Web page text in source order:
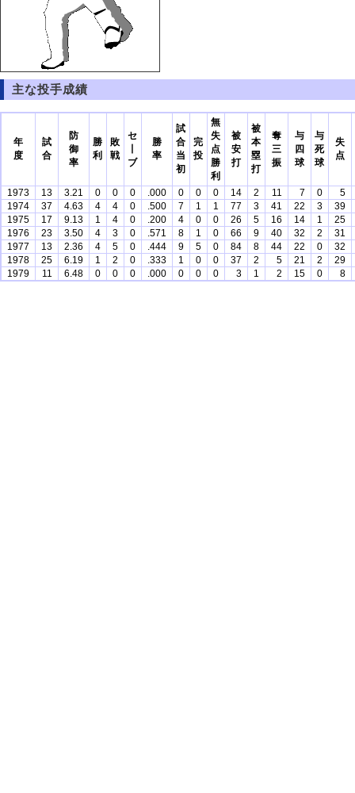
主な投手成績
年
度
試
合
防
御
率
勝
利
敗
戦
セ
ブ
勝
率
試
合
当
初
完
投
無
失
点
勝
利
被
安
打
被
本
塁
打
奪
三
振
与
四
球
与
死
球
失
点
1973 13 3.21 0 0 0 .000 0 0 0 14 2 11 7 0
5
1974
37 4.63 4 4 0 .500 7 1 1 77 3 41 22 3
39
1975
17 9.13 1 4 0 .200 4 0 0 26 5 16 14 1
25
1976
23 3.50 4 3 0 .571 8 1 0 66 9 40 32 2
31
1977
13 2.36 4 5 0 .444 9 5 0 84 8 44 22 0
32
1978
25 6.19 1 2 0 .333 1 0 0 37 2 5 21 2
29
1979
11 6.48 0 0 0 .000 0 0 0 3 1 2 15 0 8